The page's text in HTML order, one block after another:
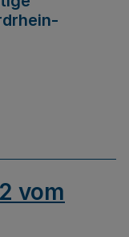
vom